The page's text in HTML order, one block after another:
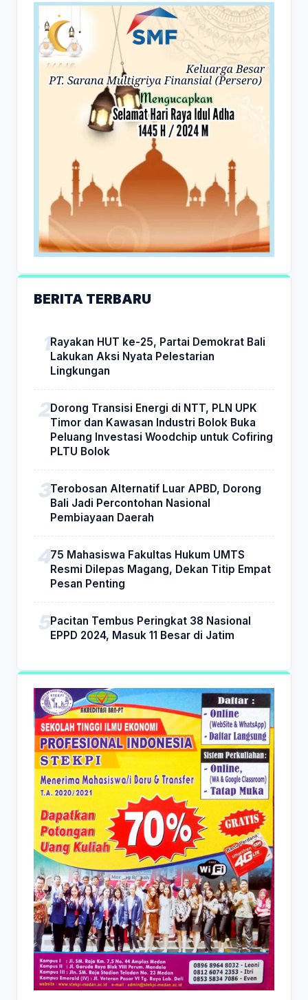
BERITA TERBARU
Rayakan HUT ke-25, Partai Demokrat Bali
Lakukan Aksi Nyata Pelestarian
Lingkungan
Dorong Transisi Energi di NTT, PLN UPK
Timor dan Kawasan Industri Bolok Buka
Peluang Investasi Woodchip untuk Cofiring
PLTU Bolok
Terobosan Alternatif Luar APBD, Dorong
Bali Jadi Percontohan Nasional
Pembiayaan Daerah
75 Mahasiswa Fakultas Hukum UMTS
Resmi Dilepas Magang, Dekan Titip Empat
Pesan Penting
Pacitan Tembus Peringkat 38 Nasional
EPPD 2024, Masuk 11 Besar di Jatim